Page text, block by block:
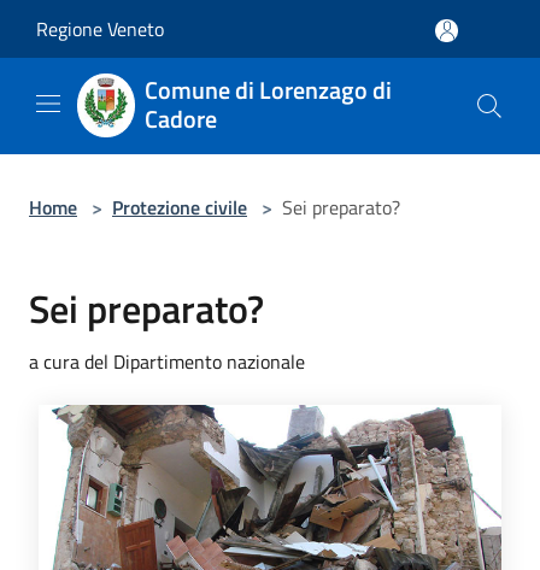
Regione Veneto
Comune di Lorenzago di
Cadore
Home > Protezione civile > Sei preparato?
Sei preparato?
a cura del Dipartimento nazionale